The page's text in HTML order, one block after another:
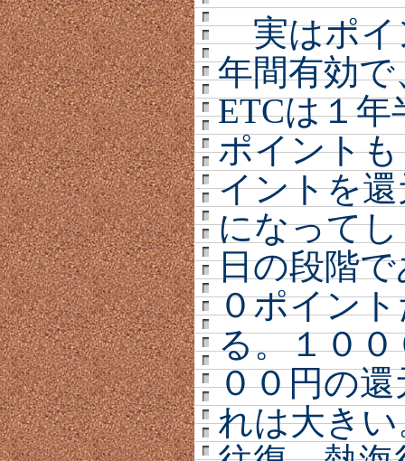
実はポイ
年間有効
ETCは１
ポイント
イントを
になって
日の段階
０ポイン
る。１０
００円の
れは大き